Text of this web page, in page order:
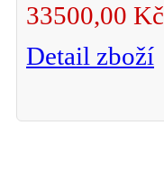
33500,00 Kč
Detail zboží